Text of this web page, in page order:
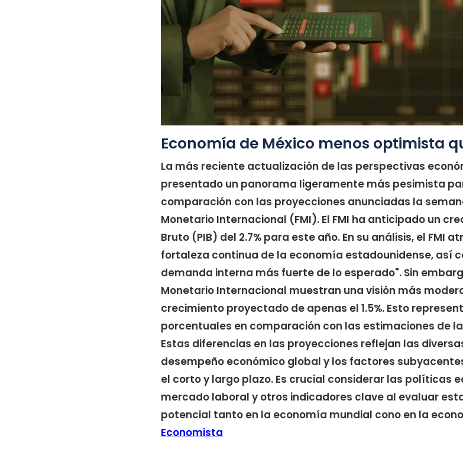
Economía de México menos optimista
La más reciente actualización de las perspectivas
presentado un panorama ligeramente más pesimista
comparación con las proyecciones anunciadas la
Monetario Internacional (FMI). El FMI ha anticipado un
Bruto (PIB) del 2.7% para este año. En su análisis, el FMI
fortaleza continua de la economía estadounidense, así
demanda interna más fuerte de lo esperado". Sin
Monetario Internacional muestran una visión más
crecimiento proyectado de apenas el 1.5%. Esto
porcentuales en comparación con las estimaciones de la
Estas diferencias en las proyecciones reflejan las
desempeño económico global y los factores
el corto y largo plazo. Es crucial considerar las políticas
mercado laboral y otros indicadores clave al evaluar
potencial tanto en la economía mundial cono en la
Economista